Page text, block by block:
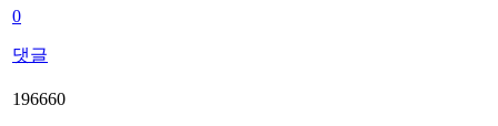
0
댓글
196660